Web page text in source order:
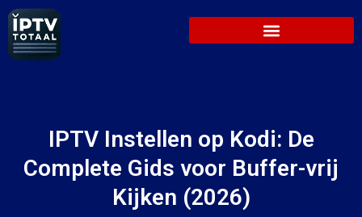
IPTV Instellen op Kodi: De
Complete Gids voor Buffer-vrij
Kijken (2026)